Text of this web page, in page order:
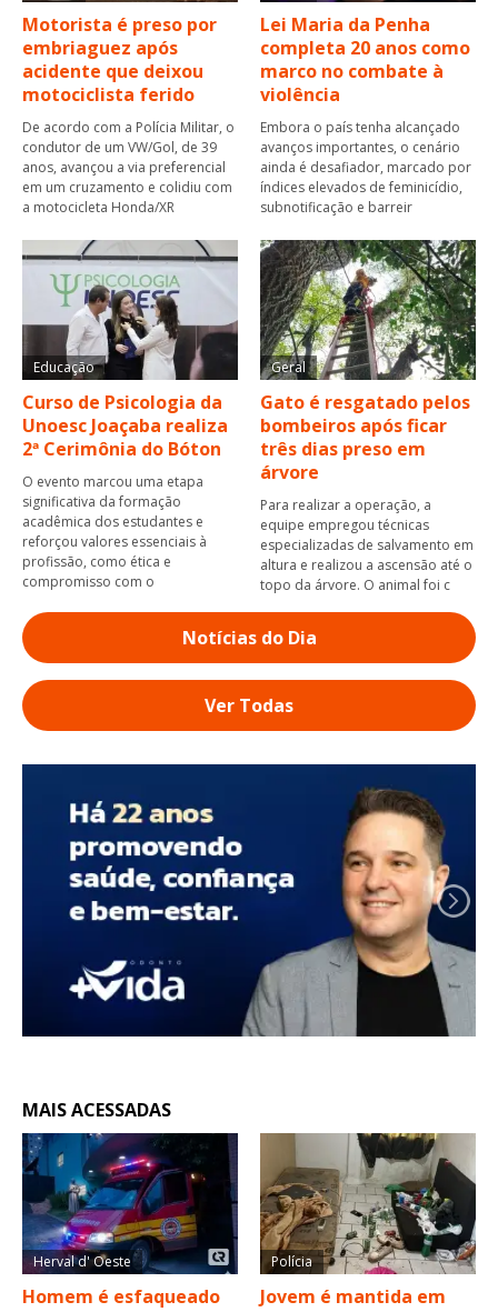
Motorista é preso por
embriaguez após
acidente que deixou
motociclista ferido
De acordo com a Polícia Militar, o
condutor de um VW/Gol, de 39
anos, avançou a via preferencial
em um cruzamento e colidiu com
a motocicleta Honda/XR
Lei Maria da Penha
completa 20 anos como
marco no combate à
violência
Embora o país tenha alcançado
avanços importantes, o cenário
ainda é desafiador, marcado por
índices elevados de feminicídio,
subnotificação e barreir
Educação
Curso de Psicologia da
Unoesc Joaçaba realiza
2ª Cerimônia do Bóton
O evento marcou uma etapa
significativa da formação
acadêmica dos estudantes e
reforçou valores essenciais à
profissão, como ética e
compromisso com o
Geral
Gato é resgatado pelos
bombeiros após ficar
três dias preso em
árvore
Para realizar a operação, a
equipe empregou técnicas
especializadas de salvamento em
altura e realizou a ascensão até o
topo da árvore. O animal foi c
Notícias do Dia
Ver Todas
MAIS ACESSADAS
Herval d' Oeste
Homem é esfaqueado
Polícia
Jovem é mantida em